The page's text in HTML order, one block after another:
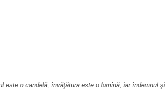
o candelă, învăţătura este o lumină, iar îndemnul